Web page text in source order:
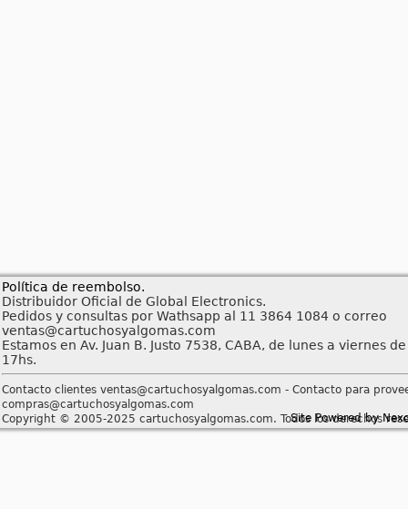
Política de reembolso.
Distribuidor Oficial de Global Electronics.
Pedidos y consultas por Wathsapp al 11 3864 1084 o correo
ventas@cartuchosyalgomas.com
Estamos en Av. Juan B. Justo 7538, CABA, de lunes a viernes
17hs.
Contacto clientes ventas@cartuchosyalgomas.com - Contacto para
compras@cartuchosyalgomas.com
Copyright © 2005-2025 cartuchosyalgomas.com. Todos los derechos
Site Powered by